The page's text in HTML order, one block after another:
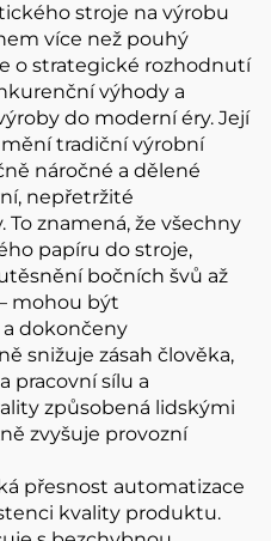
stroje na výrobu
více než pouhý
o strategické rozhodnutí
výhody a
do moderní éry. Její
tradiční výrobní
náročné a dělené
nepřetržité
znamená, že všechny
papíru do stroje,
bočních švů až
mohou být
dokončeny
snižuje zásah člověka,
pracovní sílu a
způsobená lidskými
zvyšuje provozní
přesnost automatizace
kvality produktu.